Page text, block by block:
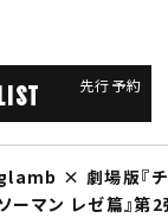
先行予約
× 劇場版『チェン
ン レゼ篇』第2弾